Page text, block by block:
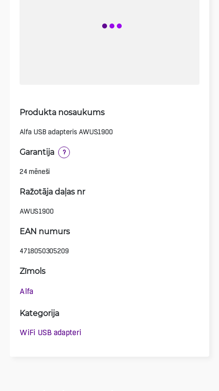
Produkta nosaukums
Alfa USB adapteris AWUS1900
Garantija ?
24 mēneši
Ražotāja daļas nr
AWUS1900
EAN numurs
4718050305209
Zīmols
Alfa
Kategorija
WiFi USB adapteri